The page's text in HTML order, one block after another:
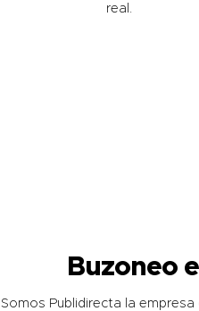
real.
Buzoneo
Somos Publidirecta la